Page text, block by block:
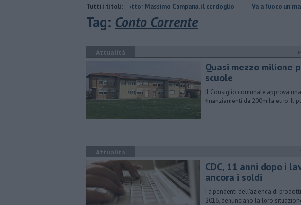
Tutti i titoli:
Addio al dottor Massimo Campana, il cordoglio Va a fuoco un magazzino
Tag: Conto Corrente
Attualità
Quasi mezzo milione
scuole
Il Consiglio comunale approva
finanziamenti da 200mila euro. Il
Attualità
CDC, 11 anni dopo i
ancora i soldi
I dipendenti dell'azienda di
2016, denunciano la loro